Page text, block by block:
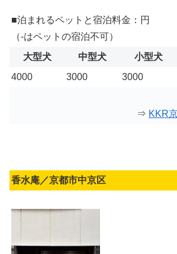
■泊まれるペットと宿泊料金：円
（-はペットの宿泊不可）
大型犬
中型犬 小型犬
4000
3000 3000
⇒ KKR
香水庵／京都市中京区